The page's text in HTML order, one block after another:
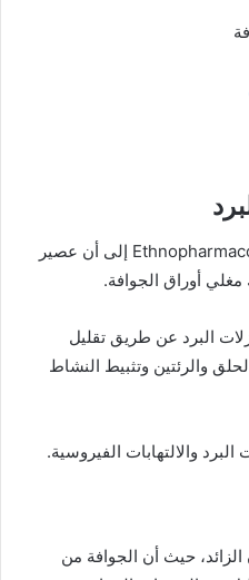
الأبحاث المنشورة في مجلة Ethnopharmacology إلى أن عصير
مغلي أوراق الجوافة.
البرد عن طريق تقليل
والرئتين وتثبيط النشاط
والالتهابات الفيروسية.
حيث أن الجوافة من